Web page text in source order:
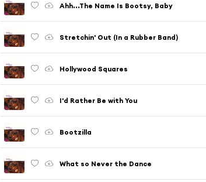
Ahh...The Name Is Bootsy, Baby
Stretchin' Out (In a Rubber Band)
Hollywood Squares
I'd Rather Be with You
Bootzilla
What so Never the Dance